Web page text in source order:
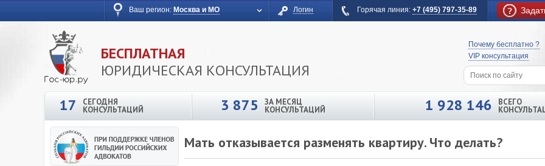
Ваш регион: Москва и МО Логин Горячая линия: +7 (495) 797-35-89
БЕСПЛАТНАЯ
ЮРИДИЧЕСКАЯ КОНСУЛЬТАЦИЯ
Почему бесплатно ?
VIP консультация
17 СЕГОДНЯ
КОНСУЛЬТАЦИЙ 3 875 ЗА МЕСЯЦ
КОНСУЛЬТАЦИЙ 1 928 146 ВСЕГО
Мать отказывается разменять квартиру. Что делать?